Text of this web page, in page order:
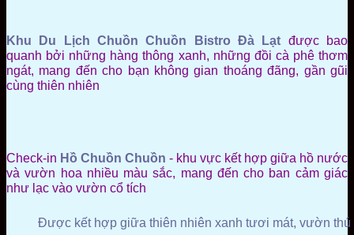
Khu Du Lịch Chuồn Chuồn Bistro Đà Lạt được bao
quanh bởi những hàng thông xanh, những đồi cà phê thơm
ngát, mang đến cho bạn không gian thoáng đãng, gần gũi
cùng thiên nhiên
Check-in Hồ Chuồn Chuồn - khu vực kết hợp giữa hồ nước
và vườn hoa nhiều màu sắc, mang đến cho ban cảm giác
như lạc vào vườn cổ tích
Được kết hợp giữa thiên nhiên xanh tươi mát, vườn